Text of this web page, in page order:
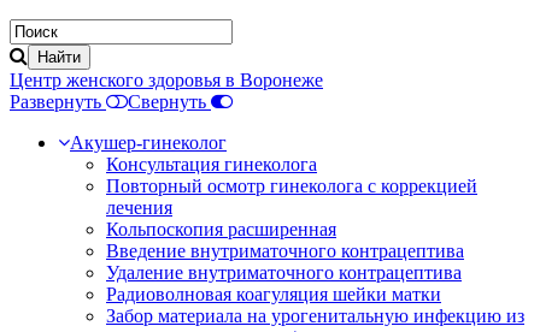
Центр женского здоровья в Воронеже
Развернуть
Свернуть
Акушер-гинеколог
Консультация гинеколога
Повторный осмотр гинеколога с коррекцией
лечения
Кольпоскопия расширенная
Введение внутриматочного контрацептива
Удаление внутриматочного контрацептива
Радиоволновая коагуляция шейки матки
Забор материала на урогенитальную инфекцию из